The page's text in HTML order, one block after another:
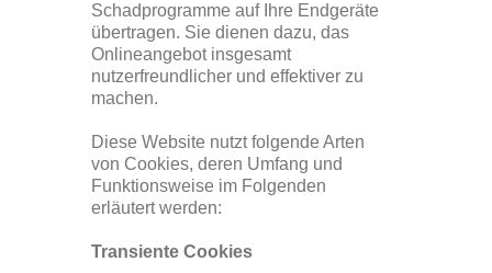
Schadprogramme auf Ihre Endgeräte
übertragen. Sie dienen dazu, das
Onlineangebot insgesamt
nutzerfreundlicher und effektiver zu
machen.
Diese Website nutzt folgende Arten
von Cookies, deren Umfang und
Funktionsweise im Folgenden
erläutert werden:
Transiente Cookies